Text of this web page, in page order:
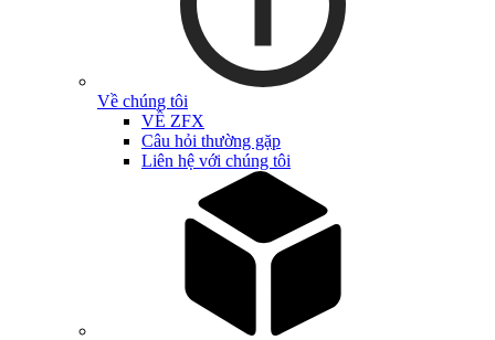
Về chúng tôi
VỀ ZFX
Câu hỏi thường gặp
Liên hệ với chúng tôi